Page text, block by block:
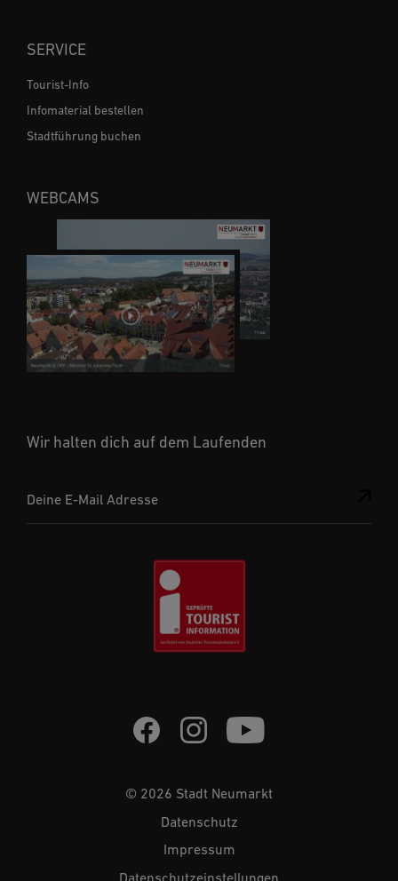
Wir halten dich auf dem Laufenden
Deine E-Mail Adresse
SERVICE
Tourist-Info
Infomaterial bestellen
Stadtführung buchen
WEBCAMS
© 2026 Stadt Neumarkt
Datenschutz
Impressum
Datenschutzeinstellungen